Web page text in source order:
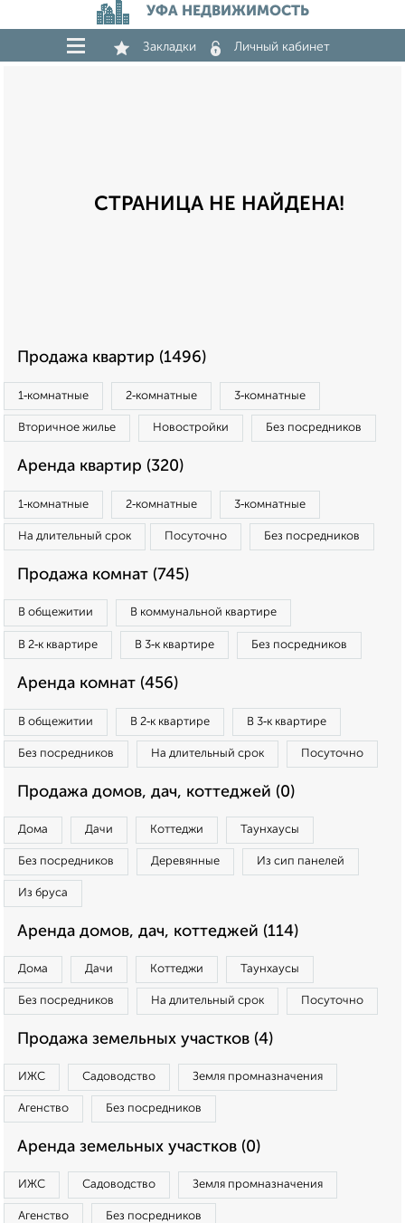
УФА НЕДВИЖИМОСТЬ
Закладки Личный кабинет
СТРАНИЦА НЕ НАЙДЕНА!
Продажа квартир (1496)
1‑комнатные 2‑комнатные 3‑комнатные
Вторичное жилье Новостройки Без посредников
Аренда квартир (320)
1‑комнатные 2‑комнатные 3‑комнатные
На длительный срок Посуточно Без посредников
Продажа комнат (745)
В общежитии В коммунальной квартире
В 2‑к квартире В 3‑к квартире Без посредников
Аренда комнат (456)
В общежитии В 2‑к квартире В 3‑к квартире
Без посредников На длительный срок Посуточно
Продажа домов, дач, коттеджей (0)
Дома Дачи Коттеджи Таунхаусы
Без посредников Деревянные Из сип панелей
Из бруса
Аренда домов, дач, коттеджей (114)
Дома Дачи Коттеджи Таунхаусы
Без посредников На длительный срок Посуточно
Продажа земельных участков (4)
ИЖС Садоводство Земля промназначения
Агенство Без посредников
Аренда земельных участков (0)
ИЖС Садоводство Земля промназначения
Агенство Без посредников